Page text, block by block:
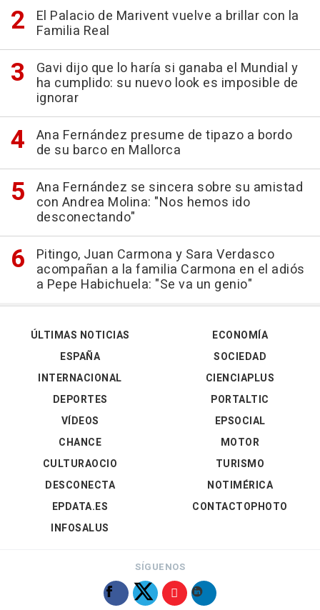
El Palacio de Marivent vuelve a brillar con la
Familia Real
Gavi dijo que lo haría si ganaba el Mundial y
ha cumplido: su nuevo look es imposible de
ignorar
Ana Fernández presume de tipazo a bordo
de su barco en Mallorca
Ana Fernández se sincera sobre su amistad
con Andrea Molina: "Nos hemos ido
desconectando"
Pitingo, Juan Carmona y Sara Verdasco
acompañan a la familia Carmona en el adiós
a Pepe Habichuela: "Se va un genio"
ÚLTIMAS NOTICIAS
ESPAÑA
INTERNACIONAL
DEPORTES
VÍDEOS
ECONOMÍA
SOCIEDAD
CIENCIAPLUS
PORTALTIC
EPSOCIAL
CHANCE
CULTURAOCIO
DESCONECTA
EPDATA.ES
INFOSALUS
MOTOR
TURISMO
NOTIMÉRICA
CONTACTOPHOTO
SÍGUENOS